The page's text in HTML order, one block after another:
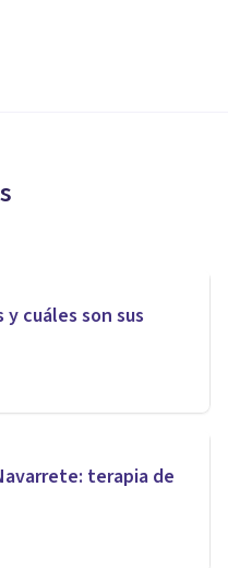
y cuáles son sus
terapia de
en